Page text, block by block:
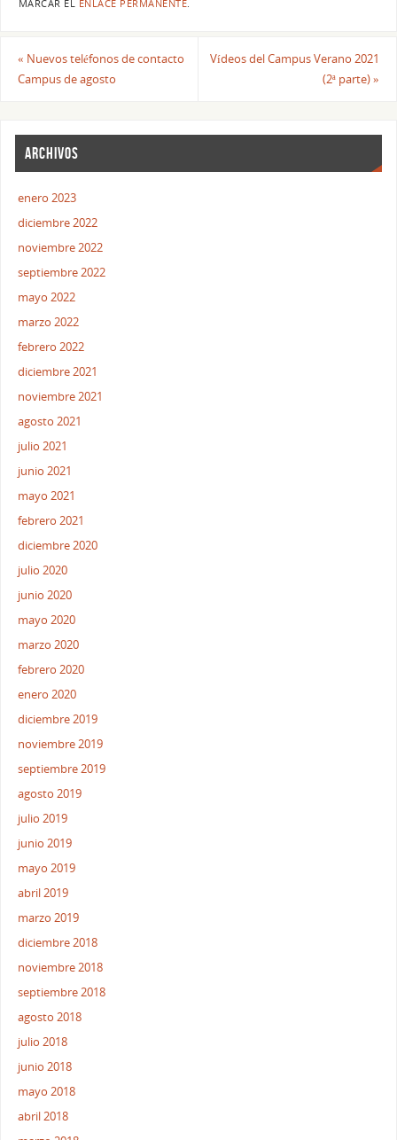
MARCAR EL ENLACE PERMANENTE.
« Nuevos teléfonos de contacto
Campus de agosto
Vídeos del Campus Verano 2021
(2ª parte)»
ARCHIVOS
enero 2023
diciembre 2022
noviembre 2022
septiembre 2022
mayo 2022
marzo 2022
febrero 2022
diciembre 2021
noviembre 2021
agosto 2021
julio 2021
junio 2021
mayo 2021
febrero 2021
diciembre 2020
julio 2020
junio 2020
mayo 2020
marzo 2020
febrero 2020
enero 2020
diciembre 2019
noviembre 2019
septiembre 2019
agosto 2019
julio 2019
junio 2019
mayo 2019
abril 2019
marzo 2019
diciembre 2018
noviembre 2018
septiembre 2018
agosto 2018
julio 2018
junio 2018
mayo 2018
abril 2018